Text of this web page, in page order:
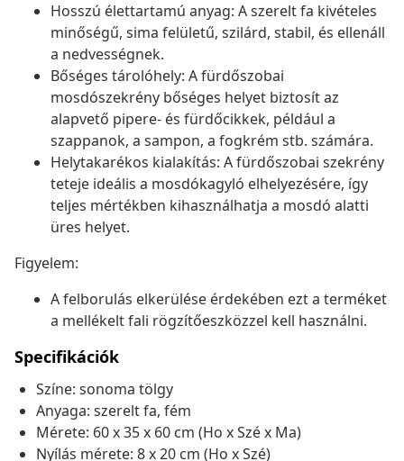
Hosszú élettartamú anyag: A szerelt fa kivételes
minőségű, sima felületű, szilárd, stabil, és ellenáll
a nedvességnek.
Bőséges tárolóhely: A fürdőszobai
mosdószekrény bőséges helyet biztosít az
alapvető pipere- és fürdőcikkek, például a
szappanok, a sampon, a fogkrém stb. számára.
Helytakarékos kialakítás: A fürdőszobai szekrény
teteje ideális a mosdókagyló elhelyezésére, így
teljes mértékben kihasználhatja a mosdó alatti
üres helyet.
Figyelem:
A felborulás elkerülése érdekében ezt a terméket
a mellékelt fali rögzítőeszközzel kell használni.
Specifikációk
Színe: sonoma tölgy
Anyaga: szerelt fa, fém
Mérete: 60 x 35 x 60 cm (Ho x Szé x Ma)
Nyílás mérete: 8 x 20 cm (Ho x Szé)